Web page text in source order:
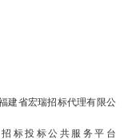
建省宏瑞招标代理有限公
招标投标公共服务平台